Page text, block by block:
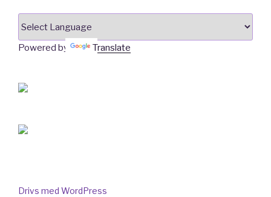
Powered by Translate
Drivs med WordPress